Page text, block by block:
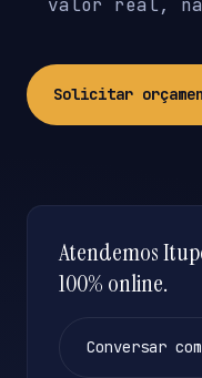
valor real,
Solicitar
Atendemos
100% online.
Conversar